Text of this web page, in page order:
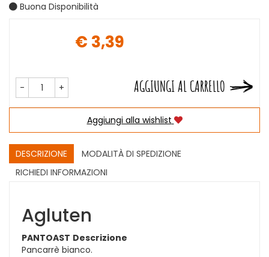
Buona Disponibilità
€ 3,39
- + AGGIUNGI AL CARRELLO
Aggiungi alla wishlist
DESCRIZIONE
MODALITÀ DI SPEDIZIONE
RICHIEDI INFORMAZIONI
Agluten
PANTOAST Descrizione
Pancarrè bianco.